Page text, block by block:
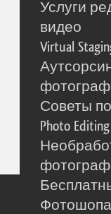
Услуги
видео
Virtual
Советы
Photo
Фотошопа